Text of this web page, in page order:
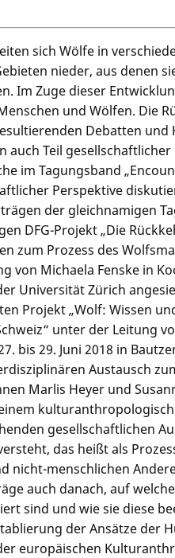
sich Wölfe in
nieder, aus denen
Im Zuge dieser
und Wölfen. Die
Debatten
auch Teil
im Tagungsband
Perspektive
der gleichnamigen
DFG-Projekt „Die
zum Prozess des
von Michaela Fenske in
Universität Zürich
Projekt „Wolf: Wissen
unter der Leitung
bis 29. Juni 2018 in
Austausch
Marlis Heyer und
gesellschaftlichen
das heißt als
nicht-menschlichen
auch danach, auf
sind und wie sie diese
der Ansätze der
europäischen